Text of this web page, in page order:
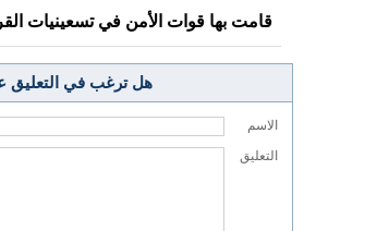
قامت بها قوات الأمن في تسعينيات
هل ترغب في التعليق
الاسم
التعليق